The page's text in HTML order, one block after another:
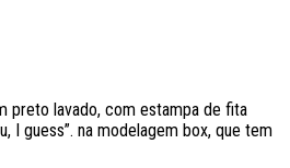
preto lavado, com estampa de fita
I guess”. na modelagem box, que tem